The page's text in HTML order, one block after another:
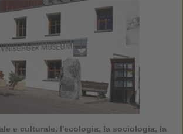
e culturale, l'ecologia, la sociologia, la